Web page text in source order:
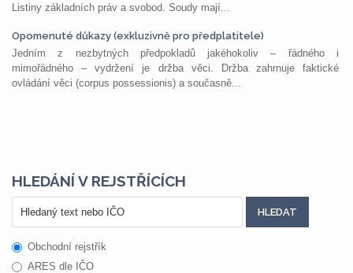
Listiny základních práv a svobod. Soudy mají...
Opomenuté důkazy (exkluzivně pro předplatitele)
Jedním z nezbytných předpokladů jakéhokoliv – řádného i
mimořádného – vydržení je držba věci. Držba zahrnuje faktické
ovládání věci (corpus possessionis) a současně...
HLEDÁNÍ V REJSTŘÍCÍCH
Obchodní rejstřík
ARES dle IČO